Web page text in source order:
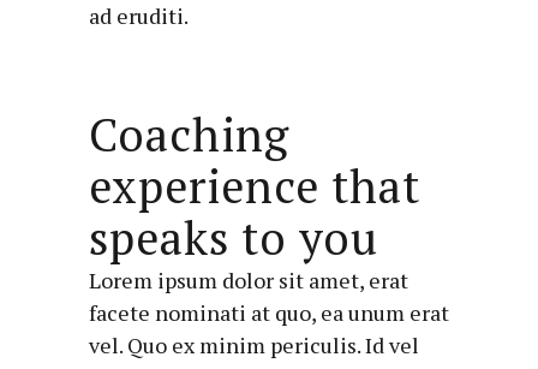
ad eruditi.
Coaching
experience that
speaks to you
Lorem ipsum dolor sit amet, erat
facete nominati at quo, ea unum erat
vel. Quo ex minim periculis. Id vel